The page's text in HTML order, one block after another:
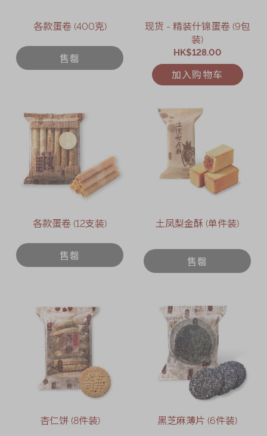
各款蛋卷 (400克)
售罄
现货 - 精装什锦蛋卷 (9包
装)
HK$128.00
加入购物车
各款蛋卷 (12支装)
售罄
土凤梨金酥 (单件装)
售罄
杏仁饼 (8件装) 黑芝麻薄片 (6件装)